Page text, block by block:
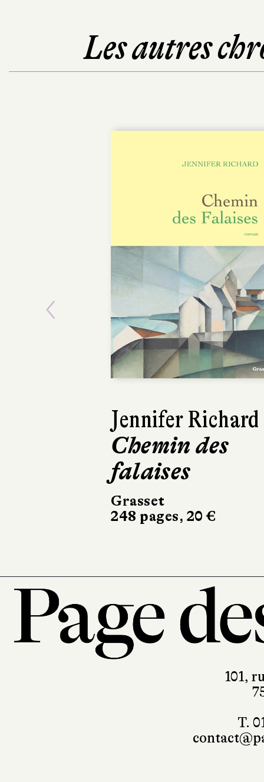
Les autres
Jennifer Richard
Chemin des
falaises
Grasset
248 pages, 20 €
Lars Kepler
Le
Actes Sud
Previous
101,
T.